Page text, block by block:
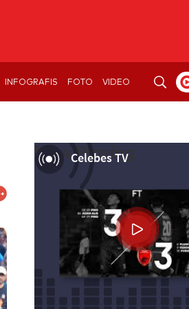
INFOGRAFIS FOTO VIDEO
Celebes TV
Now Playing